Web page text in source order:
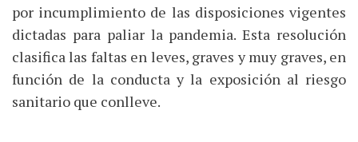
por incumplimiento de las disposiciones vigentes
dictadas para paliar la pandemia. Esta resolución
clasifica las faltas en leves, graves y muy graves, en
función de la conducta y la exposición al riesgo
sanitario que conlleve.